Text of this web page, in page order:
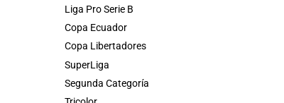
Liga Pro Serie B
Copa Ecuador
Copa Libertadores
SuperLiga
Segunda Categoría